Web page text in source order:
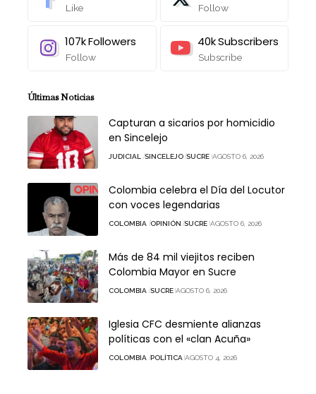
Like Follow
107kFollowers
Follow
40kSubscribers
Subscribe
Últimas Noticias
Capturan a sicarios por homicidio
en Sincelejo
JUDICIAL SINCELEJO SUCRE AGOSTO 6, 2026
Colombia celebra el Día del Locutor
con voces legendarias
COLOMBIA OPINIÓN SUCRE AGOSTO 6, 2026
Más de 84 mil viejitos reciben
Colombia Mayor en Sucre
COLOMBIA SUCRE AGOSTO 6, 2026
Iglesia CFC desmiente alianzas
políticas con el «clan Acuña»
COLOMBIA POLÍTICA AGOSTO 4, 2026